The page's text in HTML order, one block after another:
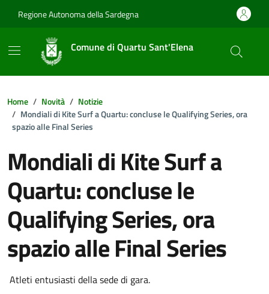
Regione Autonoma della Sardegna
Comune di Quartu Sant'Elena
Home Novità
Notizie
Mondiali di Kite Surf a Quartu: concluse le Qualifying Series, ora
spazio alle Final Series
Mondiali di Kite Surf a
Quartu: concluse le
Qualifying Series, ora
spazio alle Final Series
Dettagli della notizia
Atleti entusiasti della sede di gara.